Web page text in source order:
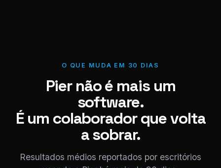
O QUE MUDA EM 30 DIAS
Pier não é mais um
software.
É um colaborador que volta
a sobrar.
Resultados médios reportados por escritórios